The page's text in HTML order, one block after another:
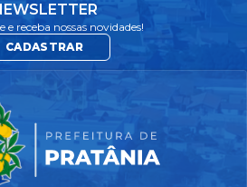
e receba nossas novidades!
CADASTRAR